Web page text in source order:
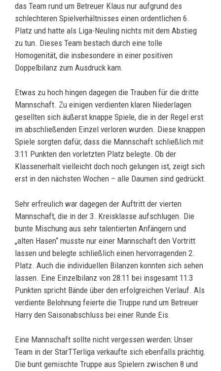
das Team rund um Betreuer Klaus nur aufgrund des
schlechteren Spielverhältnisses einen ordentlichen 6.
Platz und hatte als Liga-Neuling nichts mit dem Abstieg
zu tun. Dieses Team bestach durch eine tolle
Homogenität, die insbesondere in einer positiven
Doppelbilanz zum Ausdruck kam.
Etwas zu hoch hingen dagegen die Trauben für die dritte
Mannschaft. Zu einigen verdienten klaren Niederlagen
gesellten sich äußerst knappe Spiele, die in der Regel erst
im abschließenden Einzel verloren wurden. Diese knappen
Spiele sorgten dafür, dass die Mannschaft schließlich mit
3:11 Punkten den vorletzten Platz belegte. Ob der
Klassenerhalt vielleicht doch noch gelungen ist, zeigt sich
erst in den nächsten Wochen – alle Daumen sind gedrückt.
Sehr erfreulich war dagegen der Auftritt der vierten
Mannschaft, die in der 3. Kreisklasse aufschlugen. Die
bunte Mischung aus sehr talentierten Anfängern und
„alten Hasen“ musste nur einer Mannschaft den Vortritt
lassen und belegte schließlich einen hervorragenden 2.
Platz. Auch die individuellen Bilanzen konnten sich sehen
lassen. Eine Einzelbilanz von 28:11 bei insgesamt 11:3
Punkten spricht Bände über den erfolgreichen Verlauf. Als
verdiente Belohnung feierte die Truppe rund um Betreuer
Harry den Saisonabschluss bei einer Runde Eis.
Eine Mannschaft sollte nicht vergessen werden: Unser
Team in der StarTTerliga verkaufte sich ebenfalls prächtig.
Die bunt gemischte Truppe aus Spielern zwischen 8 und